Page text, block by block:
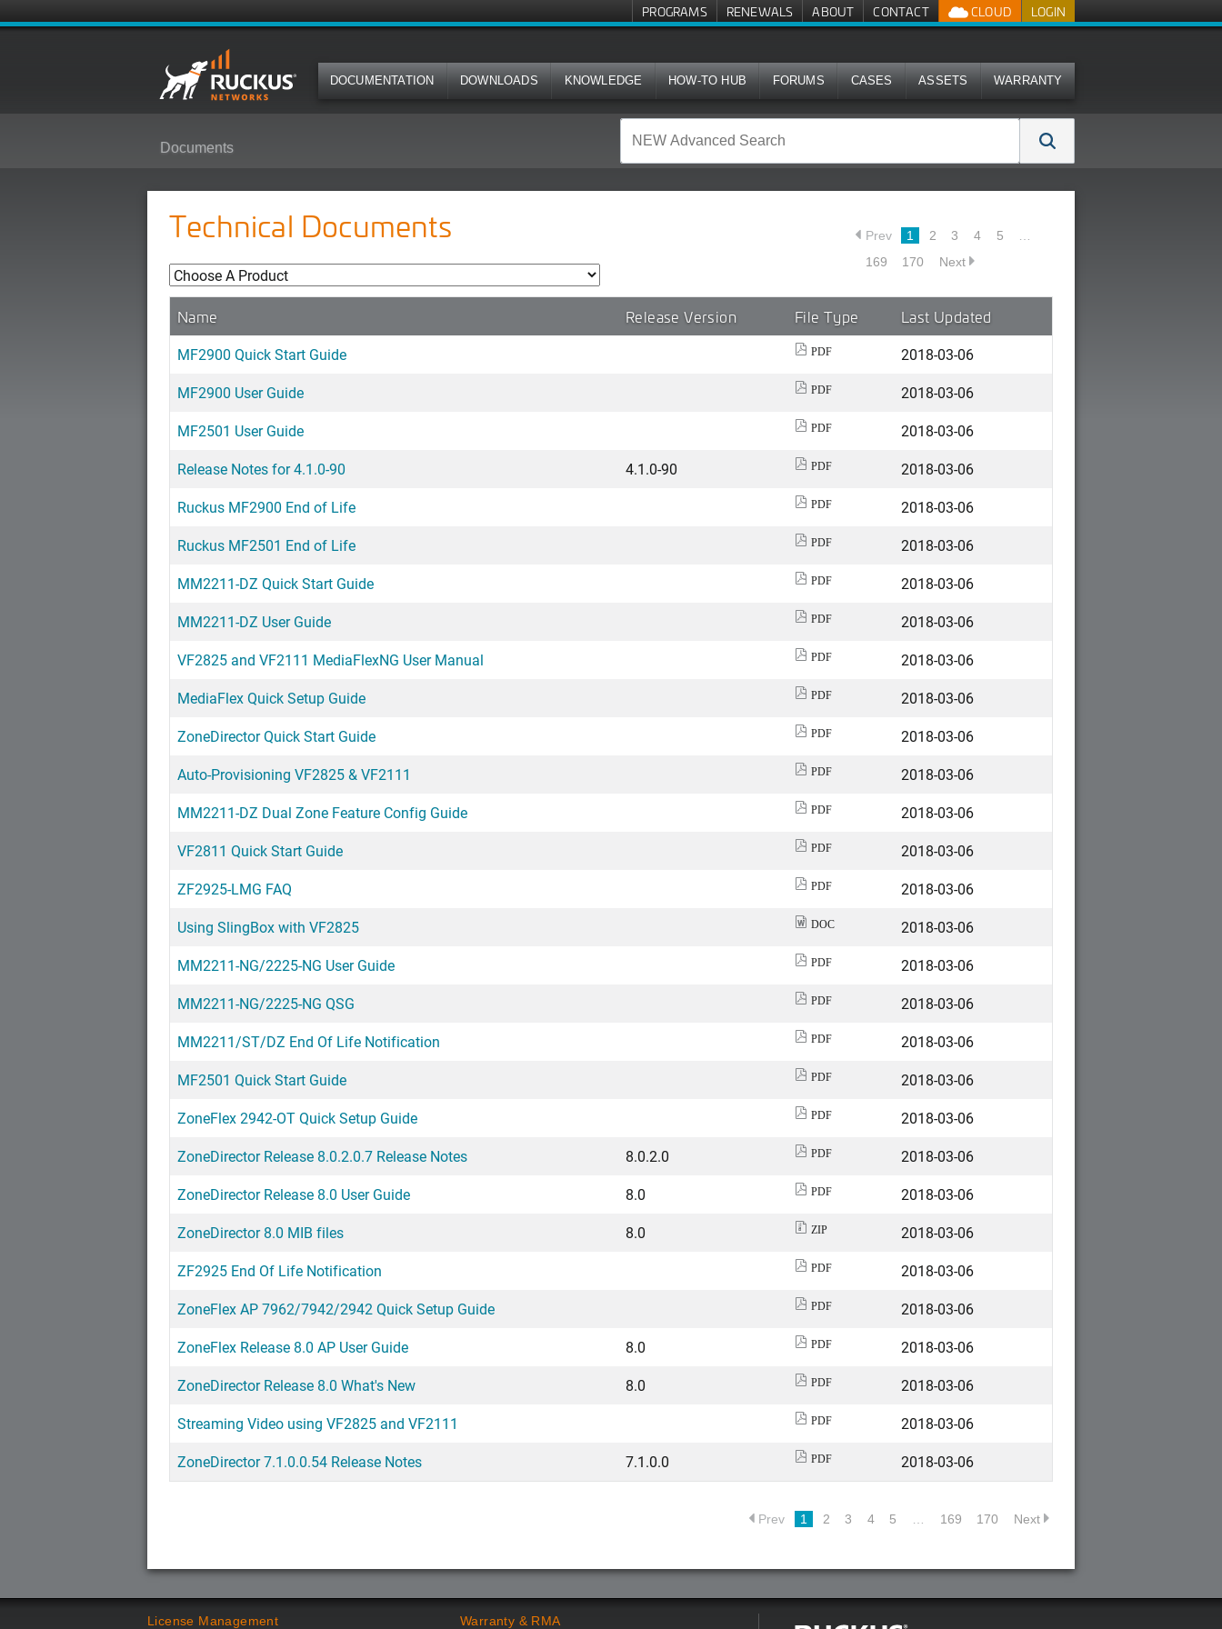
LOGIN
CLOUD
PROGRAMS RENEWALS ABOUT CONTACT
DOCUMENTATION DOWNLOADS KNOWLEDGE HOW-TO HUB FORUMS CASES ASSETS WARRANTY
Documents
Technical Documents Prev 1 2 3 4 5
169
170 Next
Name Release Version File Type Last Updated
MF2900 Quick Start Guide PDF
2018-03-06
MF2900 User Guide
PDF
2018-03-06
MF2501 User Guide
PDF
2018-03-06
Release Notes for 4.1.0-90
4.1.0-90 PDF
2018-03-06
Ruckus MF2900 End of Life
PDF
2018-03-06
Ruckus MF2501 End of Life
PDF
2018-03-06
MM2211-DZ Quick Start Guide
PDF
2018-03-06
MM2211-DZ User Guide
PDF
2018-03-06
VF2825 and VF2111 MediaFlexNG User Manual
PDF
2018-03-06
MediaFlex Quick Setup Guide
PDF
2018-03-06
ZoneDirector Quick Start Guide
PDF
2018-03-06
Auto-Provisioning VF2825 & VF2111
PDF
2018-03-06
MM2211-DZ Dual Zone Feature Config Guide
PDF
2018-03-06
VF2811 Quick Start Guide
PDF
2018-03-06
ZF2925-LMG FAQ
PDF
2018-03-06
Using SlingBox with VF2825
DOC
2018-03-06
MM2211-NG/2225-NG User Guide
PDF
2018-03-06
MM2211-NG/2225-NG QSG
PDF
2018-03-06
MM2211/ST/DZ End Of Life Notification
PDF
2018-03-06
MF2501 Quick Start Guide
PDF
2018-03-06
ZoneFlex 2942-OT Quick Setup Guide
PDF
2018-03-06
ZoneDirector Release 8.0.2.0.7 Release Notes
8.0.2.0 PDF
2018-03-06
ZoneDirector Release 8.0 User Guide
8.0 PDF
2018-03-06
ZoneDirector 8.0 MIB files
8.0 ZIP
2018-03-06
ZF2925 End Of Life Notification
PDF
2018-03-06
ZoneFlex AP 7962/7942/2942 Quick Setup Guide
PDF
2018-03-06
ZoneFlex Release 8.0 AP User Guide
8.0 PDF
2018-03-06
ZoneDirector Release 8.0 What's New
8.0 PDF
2018-03-06
Streaming Video using VF2825 and VF2111
PDF
2018-03-06
ZoneDirector 7.1.0.0.54 Release Notes
7.1.0.0 PDF 2018-03-06
Prev 1 2 3 4 5 169 170 Next
License Management Warranty & RMA